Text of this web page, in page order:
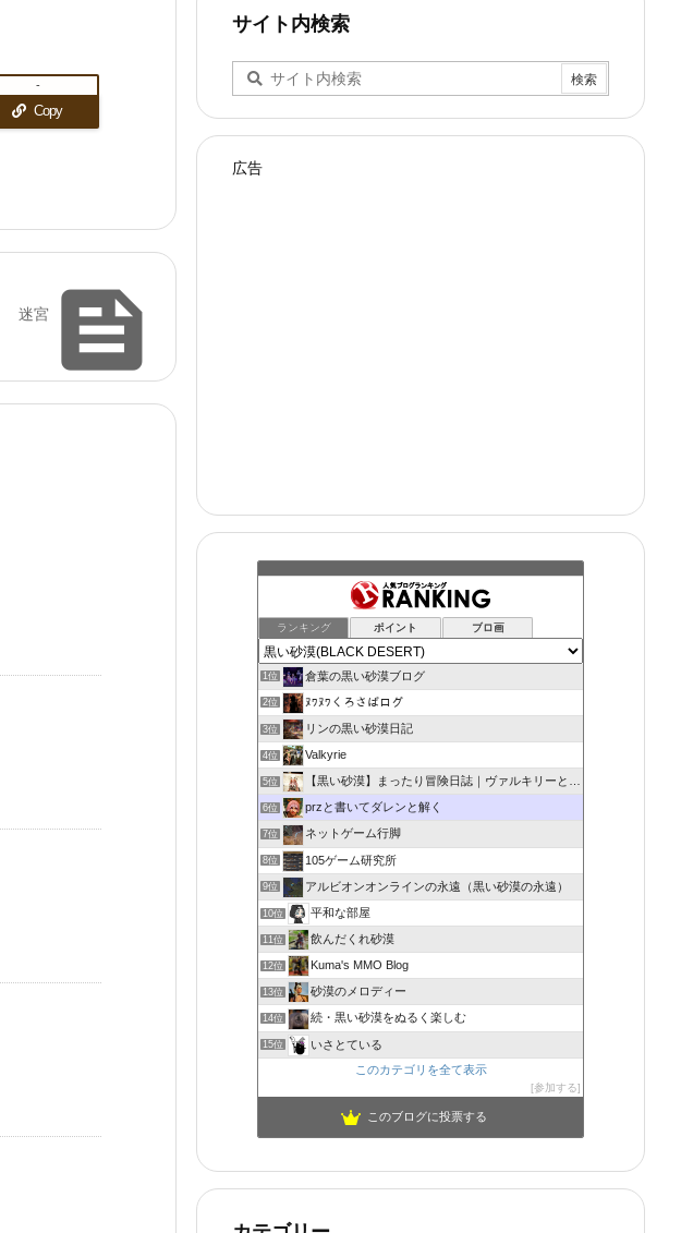
Copy
-

迷宮
サイト内検索
広告
ランキング ポイント ブロ画
1位 倉葉の黒い砂漠ブログ
2位 ﾇﾜﾇﾜくろさばログ
3位 リンの黒い砂漠日記
4位 Valkyrie
5位 【黒い砂漠】まったり冒険日誌｜ヴァルキリーと闇の精霊の旅
6位 przと書いてダレンと解く
7位 ネットゲーム行脚
8位 105ゲーム研究所
9位 アルビオンオンラインの永遠（黒い砂漠の永遠）
10位 平和な部屋
11位 飲んだくれ砂漠
12位 Kuma's MMO Blog
13位 砂漠のメロディー
14位 続・黒い砂漠をぬるく楽しむ
15位
いさとている
このカテゴリを全て表示
参加する
このブログに投票する